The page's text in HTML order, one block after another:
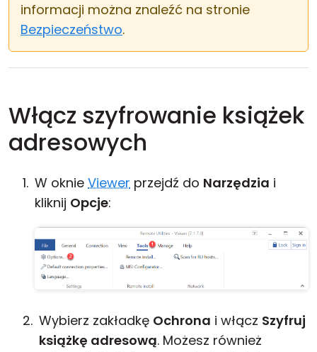
informacji można znaleźć na stronie
Bezpieczeństwo.
Włącz szyfrowanie książek
adresowych
W oknie Viewer przejdź do Narzędzia i
kliknij Opcje:
Wybierz zakładkę Ochrona i włącz Szyfruj
książkę adresową. Możesz również